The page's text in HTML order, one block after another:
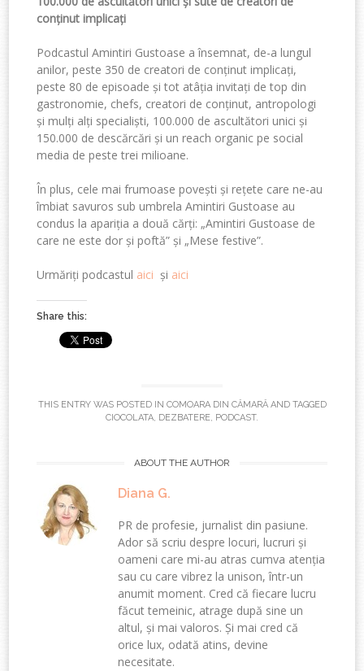
conținut implicați
Podcastul Amintiri Gustoase a însemnat, de-a lungul
anilor, peste 350 de creatori de conținut implicați,
peste 80 de episoade și tot atâția invitați de top din
gastronomie, chefs, creatori de conținut, antropologi
și mulți alți specialiști, 100.000 de ascultători unici și
150.000 de descărcări și un reach organic pe social
media de peste trei milioane.
În plus, cele mai frumoase povești și rețete care ne-au
îmbiat savuros sub umbrela Amintiri Gustoase au
condus la apariția a două cărți: „Amintiri Gustoase de
care ne este dor și poftă” și „Mese festive”.
Urmăriți podcastul aici și aici
Share this:
THIS ENTRY WAS POSTED IN COMOARA DIN CĂMARĂAND TAGGED
CIOCOLATA, DEZBATERE, PODCAST.
ABOUT THE AUTHOR
Diana G.
PR de profesie, jurnalist din pasiune.
Ador să scriu despre locuri, lucruri și
oameni care mi-au atras cumva atenția
sau cu care vibrez la unison, într-un
anumit moment. Cred că fiecare lucru
făcut temeinic, atrage după sine un
altul, și mai valoros. Și mai cred că
orice lux, odată atins, devine
necesitate.